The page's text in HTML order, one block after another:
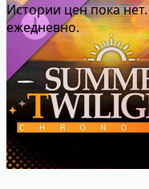
Истории цен пока
ежедневно.